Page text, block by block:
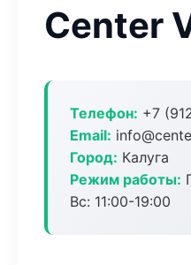
Center
Телефон: +7
Email:
Город: Калуга
Режим работы:
Вс: 11:00-19:00